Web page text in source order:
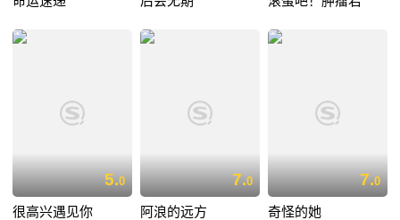
5.0
很高兴遇见你
7.0
阿浪的远方
7.0
奇怪的她